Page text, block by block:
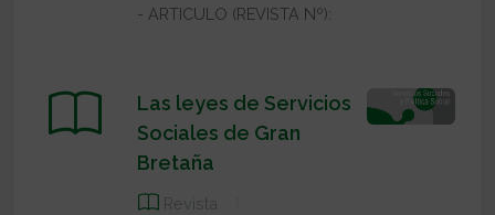
- ARTICULO (REVISTA Nº):
Las leyes de Servicios
Sociales de Gran
Bretaña
Revista